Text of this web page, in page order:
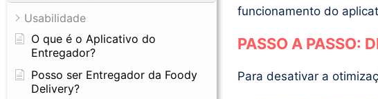
Usabilidade
O que é o Aplicativo do
Entregador?
Posso ser Entregador da Foody
Delivery?
funcionamento do
PASSO A PASSO:
Para desativar a